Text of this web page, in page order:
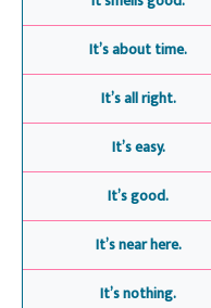
It’s about time.
It’s all right.
It’s easy.
It’s good.
It’s near here.
It’s nothing.